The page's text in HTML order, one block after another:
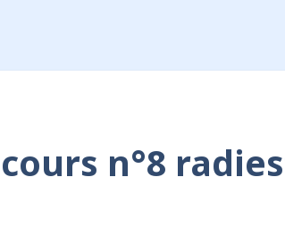
cours n°8